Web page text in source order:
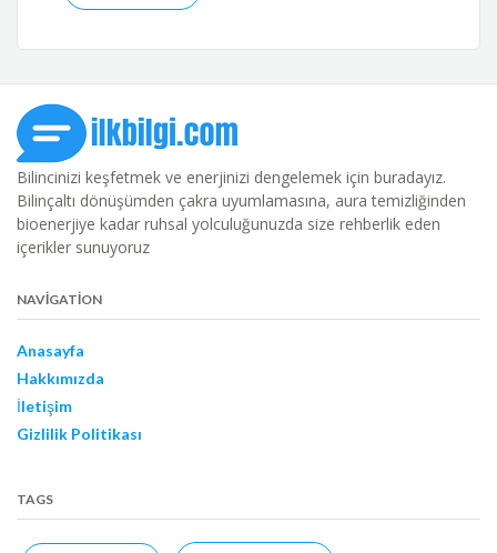
Bilincinizi keşfetmek ve enerjinizi dengelemek için buradayız.
Bilinçaltı dönüşümden çakra uyumlamasına, aura temizliğinden
bioenerjiye kadar ruhsal yolculuğunuzda size rehberlik eden
içerikler sunuyoruz
NAVIGATION
Anasayfa
Hakkımızda
İletişim
Gizlilik Politikası
TAGS